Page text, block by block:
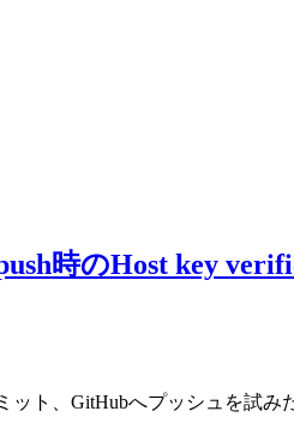
時のHost key
ット、GitHubへプッシュを試